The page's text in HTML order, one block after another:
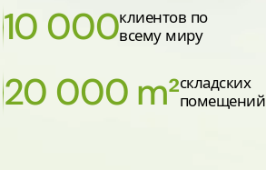
10 000клиентов по
всему миру
20 000 m²складских
помещений